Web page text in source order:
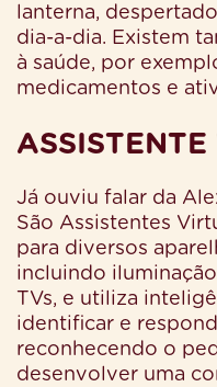
lanterna,
dia-a-dia. Existem
à saúde, por
medicamentos e
Já ouviu falar da
São Assistentes
para diversos
incluindo
TVs, e utiliza
identificar e
reconhecendo o
desenvolver uma